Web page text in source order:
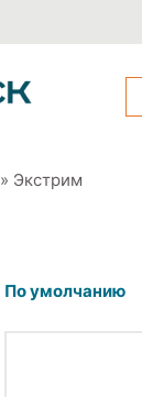
» Экстрим
По умолчанию